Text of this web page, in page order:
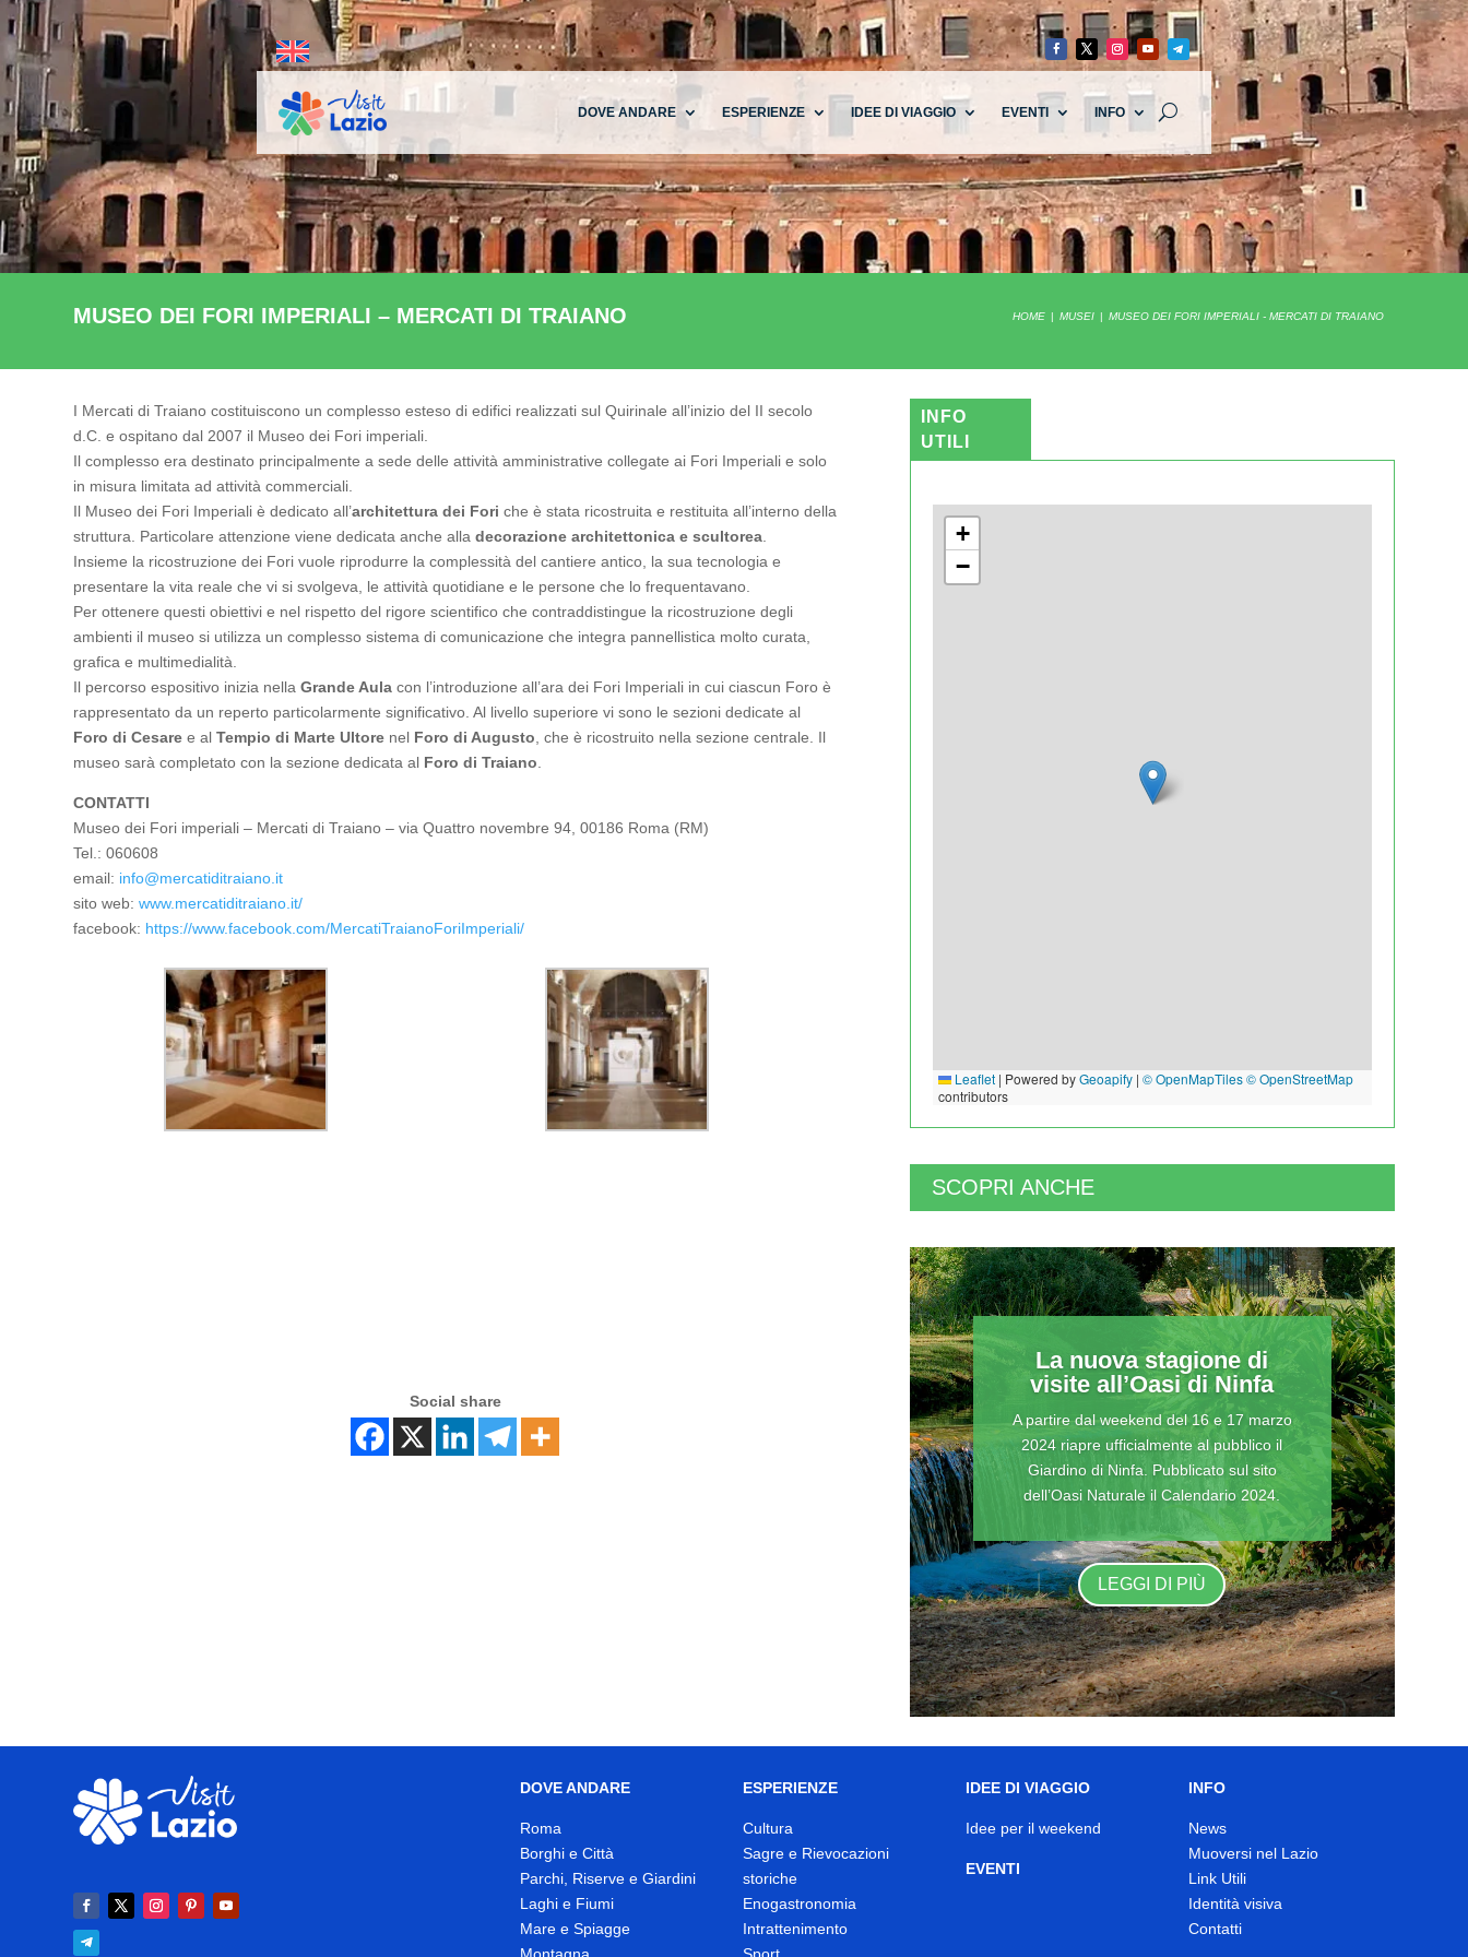
DOVE ANDARE ESPERIENZE IDEE DI VIAGGIO EVENTI INFO
MUSEO DEI FORI IMPERIALI – MERCATI DI TRAIANO HOME MUSEI MUSEO DEI FORI IMPERIALI - MERCATI DI TRAIANO
I Mercati di Traiano costituiscono un complesso esteso di edifici realizzati sul Quirinale all’inizio del II secolo
d.C. e ospitano dal 2007 il Museo dei Fori imperiali.
Il complesso era destinato principalmente a sede delle attività amministrative collegate ai Fori Imperiali e solo
in misura limitata ad attività commerciali.
Il Museo dei Fori Imperiali è dedicato all’architettura dei Fori che è stata ricostruita e restituita all’interno della
struttura. Particolare attenzione viene dedicata anche alladecorazione architettonica e scultorea
Insieme la ricostruzione dei Fori vuole riprodurre la complessità del cantiere antico, la sua tecnologia e
presentare la vita reale che vi si svolgeva, le attività quotidiane e le persone che lo frequentavano.
Per ottenere questi obiettivi e nel rispetto del rigore scientifico che contraddistingue la ricostruzione degli
ambienti il museo si utilizza un complesso sistema di comunicazione che integra pannellistica molto curata,
grafica e multimedialità.
Il percorso espositivo inizia nellaGrande Aulacon l’introduzione all’ara dei Fori Imperiali in cui ciascun Foro è
rappresentato da un reperto particolarmente significativo. Al livello superiore vi sono le sezioni dedicate al
Foro di Cesare e alTempio di Marte Ultore nel Foro di Augusto , che è ricostruito nella sezione centrale. Il
museo sarà completato con la sezione dedicata al Foro di Traiano
CONTATTI
Museo dei Fori imperiali – Mercati di Traiano – via Quattro novembre 94, 00186 Roma (RM)
Tel.: 060608
email: info@mercatiditraiano.it
sito web: www.mercatiditraiano.it/
facebook: https://www.facebook.com/MercatiTraianoForiImperiali/
Social share
INFO
UTILI
+
−
Leaflet | Powered byGeoapify| © OpenMapTiles© OpenStreetMap
contributors
SCOPRI ANCHE
La nuova stagione di
visite all’Oasi di Ninfa
A partire dal weekend del 16 e 17 marzo
2024 riapre ufficialmente al pubblico il
Giardino di Ninfa. Pubblicato sul sito
dell’Oasi Naturale il Calendario 2024.
LEGGI DI PIÙ
DOVE ANDARE
Roma
Borghi e Città
Parchi, Riserve e Giardini
Laghi e Fiumi
Mare e Spiagge
ESPERIENZE
Cultura
Sagre e Rievocazioni
storiche
Enogastronomia
Intrattenimento
IDEE DI VIAGGIO
Idee per il weekend
EVENTI
INFO
News
Muoversi nel Lazio
Link Utili
Identità visiva
Contatti